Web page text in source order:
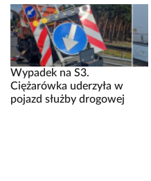
Wypadek na S3.
Ciężarówka uderzyła w
pojazd służby drogowej